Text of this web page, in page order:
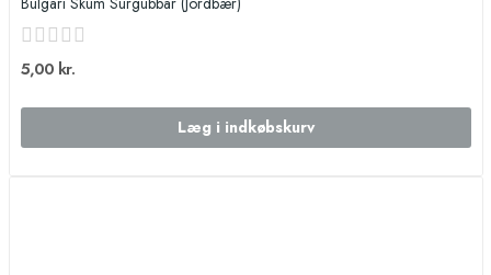
5,00 kr.
Læg i indkøbskurv